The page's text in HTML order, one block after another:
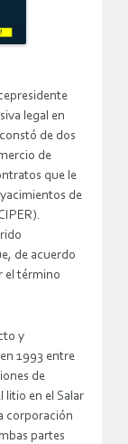
legal en
de dos
de
que le
de
de acuerdo
el término
y
1993 entre
de
litio en el Salar
corporación
partes